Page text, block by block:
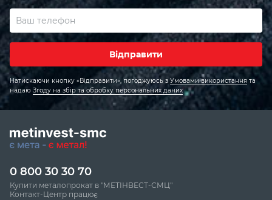
Відправити
Натискаючи кнопку «Відправити», погоджуюсь з Умовами використання та
надаю Згоду на збір та обробку персональних даних
0 800 30 30 70
Купити металопрокат в "МЕТІНВЕСТ-СМЦ"
Контакт-Центр працює